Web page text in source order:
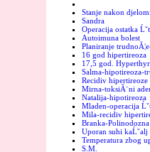
Stanje nakon
Sandra
Operacija ostatka
Autoimuna bolest
Planiranje
16 god hipertireoza
17,5 god.
Salma-hipotireoza-
Recidiv hipertireoze
Mirna-toksiĂ¨ni
Natalija-hipotireoza
Mladen-operacija
Mila-recidiv
Branka-
Uporan suhi kaĹˇalj
Temperatura zbog
S.M.